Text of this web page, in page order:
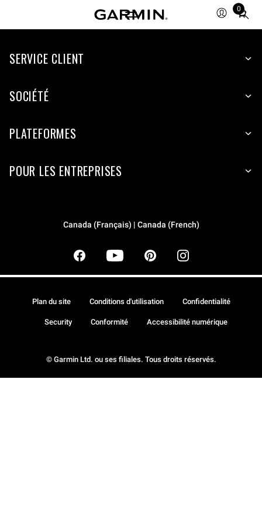
0
Total
items
cart:
SERVICE CLIENT
SOCIÉTÉ
PLATEFORMES
POUR LES ENTREPRISES
Canada (Français) | Canada (French)
© Garmin Ltd. ou ses filiales. Tous droits réservés.
Plan du site Conditions d'utilisation Confidentialité
Security Conformité Accessibilité numérique